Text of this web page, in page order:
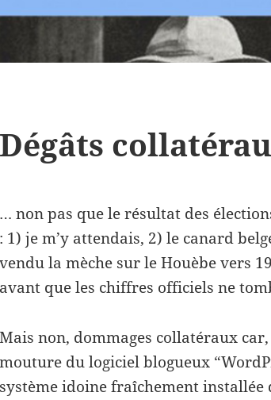
Dégâts
… non pas que le résultat des
: 1) je m’y attendais, 2) le canard
vendu la mèche sur le Houèbe vers
avant que les chiffres officiels ne
Mais non, dommages collatéraux
mouture du logiciel blogueux
système idoine fraîchement installée